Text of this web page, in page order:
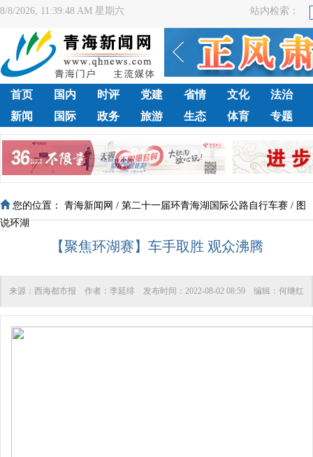
8/8/2026, 11:39:48 AM 星期六 站内检索：
首页 国内 时评 党建 省情 文化
法治
新闻
国际 政务 旅游 生态 体育 专题
您的位置： 青海新闻网 / 第二十一届环青海湖国际公路自行车赛 / 图
说环湖
【聚焦环湖赛】车手取胜 观众沸腾
来源： 西海都市报 作者： 李延绯 发布时间： 2022-08-02 08:59 编辑： 何继红